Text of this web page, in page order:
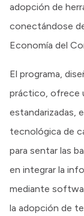
adopción de
conectándose
Economía del
El programa,
práctico, ofrece
estandarizadas,
tecnológica de
para sentar las
en integrar la
mediante
la adopción de